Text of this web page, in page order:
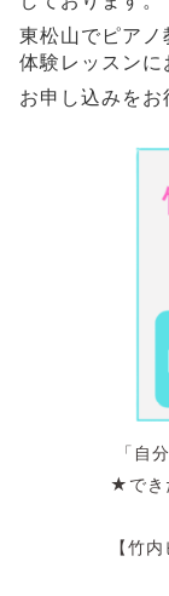
東松山でピア
体験レッスンに
お申し込みをお
「自分の力
★できた！
東松山市
【竹内ピアノ